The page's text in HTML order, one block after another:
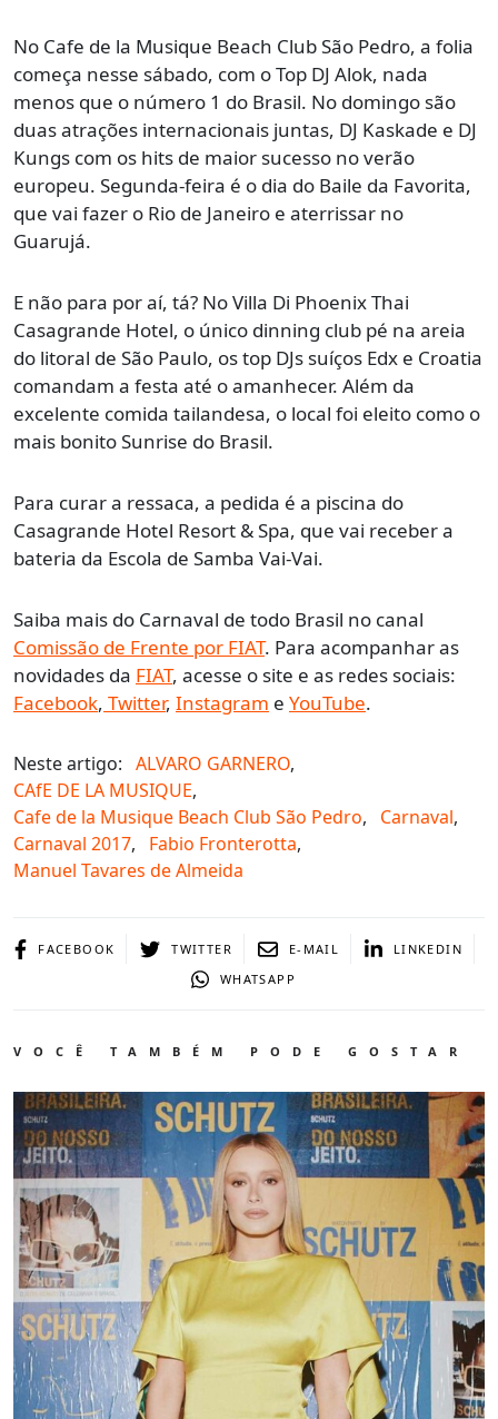
No Cafe de la Musique Beach Club São Pedro, a folia
começa nesse sábado, com o Top DJ Alok, nada
menos que o número 1 do Brasil. No domingo são
duas atrações internacionais juntas, DJ Kaskade e DJ
Kungs com os hits de maior sucesso no verão
europeu. Segunda-feira é o dia do Baile da Favorita,
que vai fazer o Rio de Janeiro e aterrissar no
Guarujá.
E não para por aí, tá? No Villa Di Phoenix Thai
Casagrande Hotel, o único dinning club pé na areia
do litoral de São Paulo, os top DJs suíços Edx e Croatia
comandam a festa até o amanhecer. Além da
excelente comida tailandesa, o local foi eleito como o
mais bonito Sunrise do Brasil.
Para curar a ressaca, a pedida é a piscina do
Casagrande Hotel Resort & Spa, que vai receber a
bateria da Escola de Samba Vai-Vai.
Saiba mais do Carnaval de todo Brasil no canal
Comissão de Frente por FIAT. Para acompanhar as
novidades da FIAT, acesse o site e as redes sociais:
Facebook, Twitter, Instagram e YouTube.
Neste artigo: ALVARO GARNERO,
CAfE DE LA MUSIQUE,
Cafe de la Musique Beach Club São Pedro, Carnaval,
Carnaval 2017, Fabio Fronterotta,
Manuel Tavares de Almeida
FACEBOOK TWITTER E-MAIL
LINKEDIN
WHATSAPP
VOCÊ TAMBÉM PODE GOSTAR